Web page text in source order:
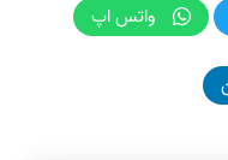
واتس اپ